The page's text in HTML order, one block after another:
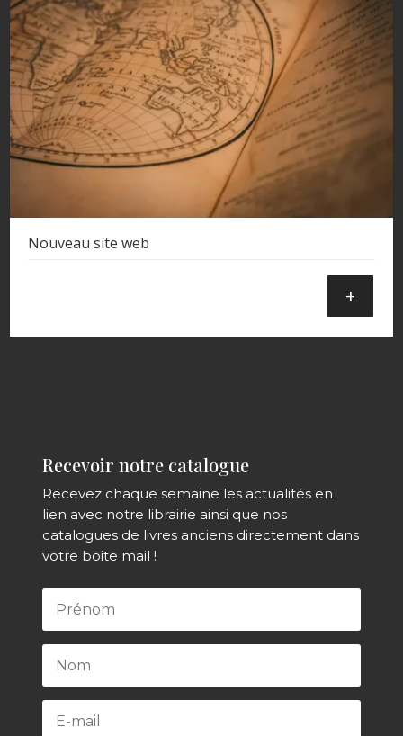
Nouveau site web
+
Recevoir notre catalogue
Recevez chaque semaine les actualités en
lien avec notre librairie ainsi que nos
catalogues de livres anciens directement dans
votre boite mail !